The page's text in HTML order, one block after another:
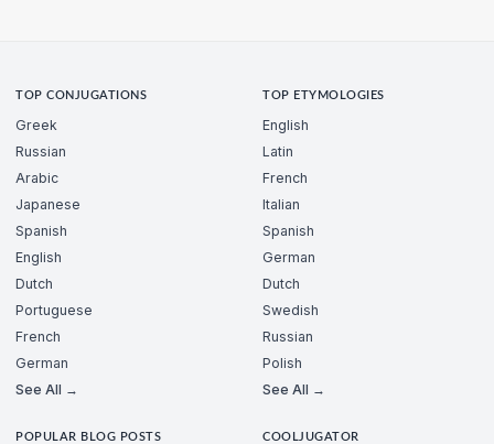
TOP CONJUGATIONS
Greek
Russian
Arabic
Japanese
Spanish
English
Dutch
Portuguese
French
German
See All →
TOP ETYMOLOGIES
English
Latin
French
Italian
Spanish
German
Dutch
Swedish
Russian
Polish
See All →
POPULAR BLOG POSTS COOLJUGATOR